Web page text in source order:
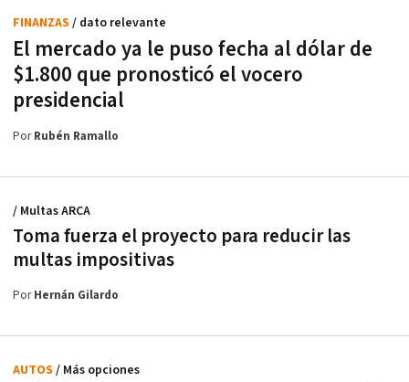
El mercado ya le puso fecha al dólar de
$1.800 que pronosticó el vocero
presidencial
FINANZAS / dato relevante
PorRubén Ramallo
Toma fuerza el proyecto para reducir las
multas impositivas
/ Multas ARCA
PorHernán Gilardo
AUTOS / Más opciones